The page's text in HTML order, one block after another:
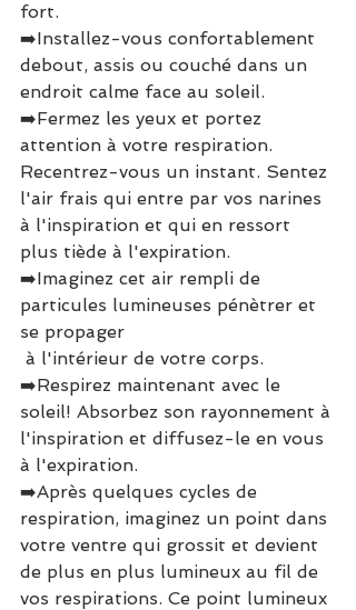
fort.
➡️Installez-vous confortablement
debout, assis ou couché dans un
endroit calme face au soleil.
➡️Fermez les yeux et portez
attention à votre respiration.
Recentrez-vous un instant. Sentez
l'air frais qui entre par vos narines
à l'inspiration et qui en ressort
plus tiède à l'expiration.
➡️Imaginez cet air rempli de
particules lumineuses pénètrer et
se propager
à l'intérieur de votre corps.
➡️Respirez maintenant avec le
soleil! Absorbez son rayonnement à
l'inspiration et diffusez-le en vous
à l'expiration.
➡️Après quelques cycles de
respiration, imaginez un point dans
votre ventre qui grossit et devient
de plus en plus lumineux au fil de
vos respirations. Ce point lumineux